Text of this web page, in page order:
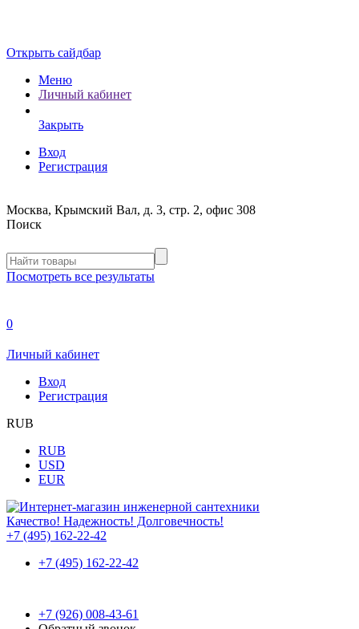
Открыть сайдбар
Меню
Личный кабинет
Закрыть
Вход
Регистрация
Москва, Крымский Вал, д. 3, стр. 2, офис 308
Поиск
Посмотреть все результаты
0
Личный кабинет
Вход
Регистрация
RUB
RUB
USD
EUR
Качество! Надежность! Долговечность!
+7 (495) 162-22-42
+7 (495) 162-22-42
+7 (926) 008-43-61